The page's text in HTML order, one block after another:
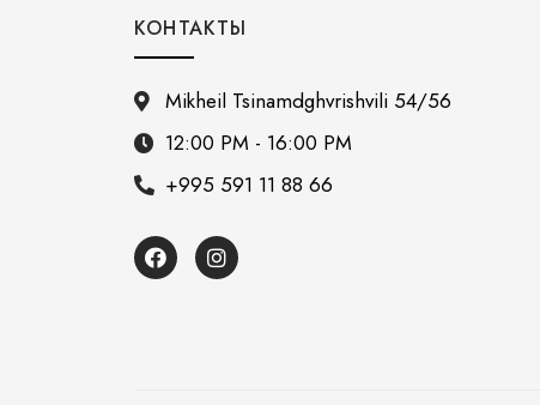
КОНТАКТЫ
Mikheil Tsinamdghvrishvili 54/56
12:00 PM - 16:00 PM
+995 591 11 88 66